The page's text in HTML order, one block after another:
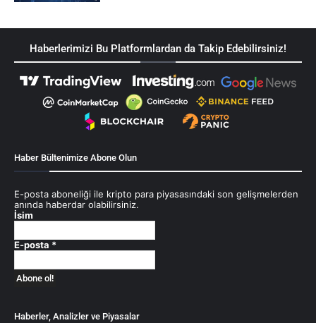
Haberlerimizi Bu Platformlardan da Takip Edebilirsiniz!
Haber Bültenimize Abone Olun
E-posta aboneliği ile kripto para piyasasındaki son gelişmelerden
anında haberdar olabilirsiniz.
İsim
E-posta *
Haberler, Analizler ve Piyasalar